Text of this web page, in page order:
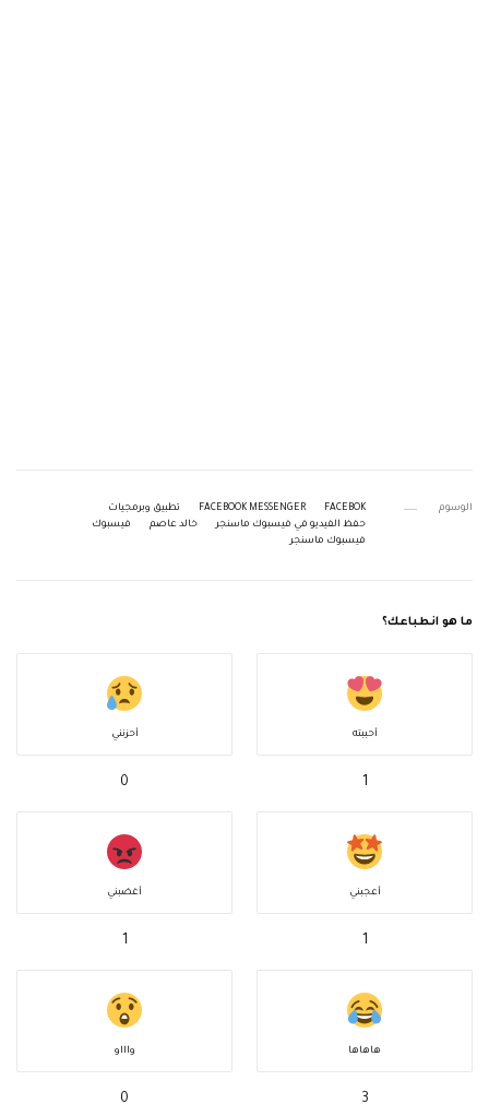
الوسوم FACEBOK
FACEBOOK MESSENGER
تطبيق وبرمجيات
حفظ الفيديو في فيسبوك ماسنجر
خالد عاصم
فيسبوك
فيسبوك ماسنجر
ما هو انطباعك؟
أحببته
1
أحزنني
0
أعجبني
1
أغضبني
1
هاهاها
3
واااو
0